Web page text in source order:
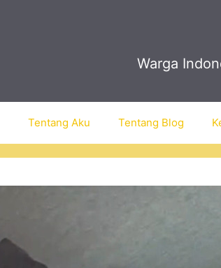
Warga
Tentang Aku Tentang Blog